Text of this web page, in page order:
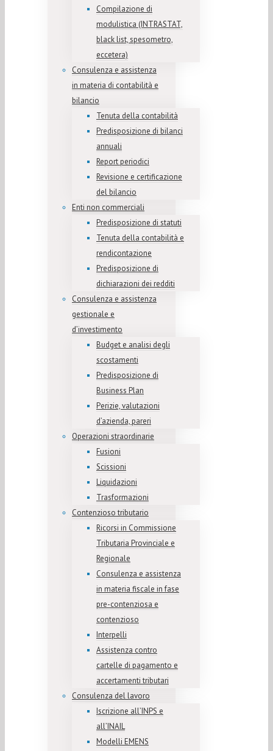
Compilazione di
modulistica (INTRASTAT,
black list, spesometro,
eccetera)
Consulenza e assistenza
in materia di contabilità e
bilancio
Tenuta della contabilità
Predisposizione di bilanci
annuali
Report periodici
Revisione e certificazione
del bilancio
Enti non commerciali
Predisposizione di statuti
Tenuta della contabilità e
rendicontazione
Predisposizione di
dichiarazioni dei redditi
Consulenza e assistenza
gestionale e
d’investimento
Budget e analisi degli
scostamenti
Predisposizione di
Business Plan
Perizie, valutazioni
d’azienda, pareri
Operazioni straordinarie
Fusioni
Scissioni
Liquidazioni
Trasformazioni
Contenzioso tributario
Ricorsi in Commissione
Tributaria Provinciale e
Regionale
Consulenza e assistenza
in materia fiscale in fase
pre-contenziosa e
contenzioso
Interpelli
Assistenza contro
cartelle di pagamento e
accertamenti tributari
Consulenza del lavoro
Iscrizione all’INPS e
all’INAIL
Modelli EMENS